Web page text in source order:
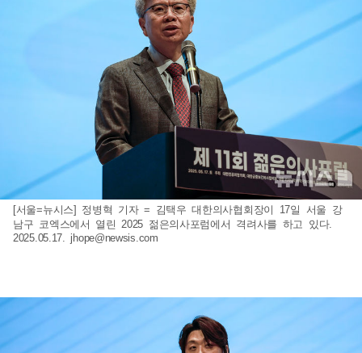
[서울=뉴시스] 정병혁 기자 = 김택우 대한의사협회장이 17일 서울 강
남구 코엑스에서 열린 2025 젊은의사포럼에서 격려사를 하고 있다.
2025.05.17. jhope@newsis.com